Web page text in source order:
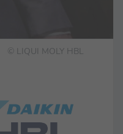
© LIQUI MOLY HBL